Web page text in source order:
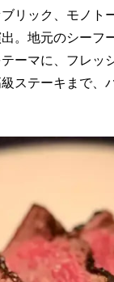
リック、モノト
。地元のシーフ
ーマに、フレッ
ステーキまで、